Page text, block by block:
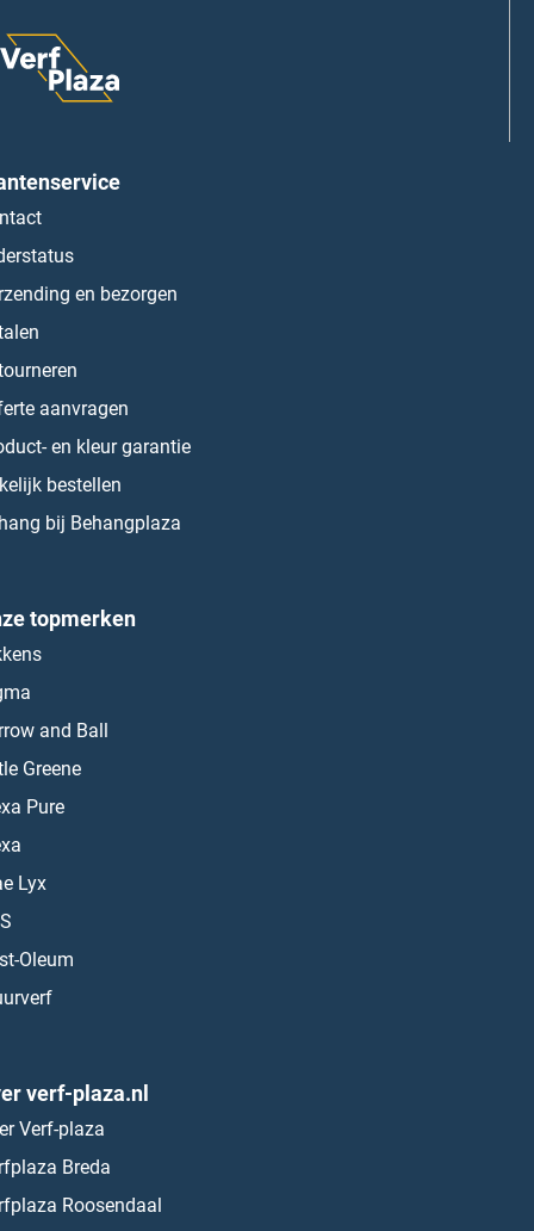
en bezorgen
aanvragen
en kleur garantie
bestellen
bij Behangplaza
topmerken
and Ball
Greene
Pure
Lyx
Oleum
verf-plaza.nl
Verf-plaza
Breda
Roosendaal